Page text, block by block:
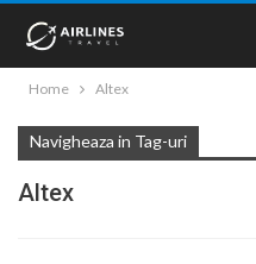
Home Altex
Navigheaza in Tag-uri
Altex